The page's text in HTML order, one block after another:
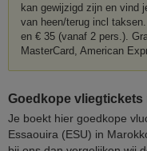
kan gewijzigd zijn en vind
van heen/terug incl
en € 35 (vanaf 2 pers.).
MasterCard, American
Goedkope vliegtickets
Je boekt hier goedkope
Essaouira (ESU) in